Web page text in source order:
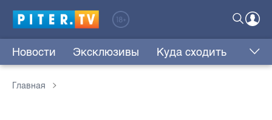
Новости Эксклюзивы Куда сходить
Главная